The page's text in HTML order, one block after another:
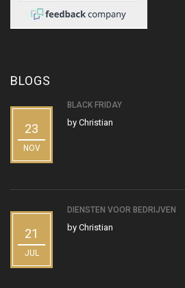
BLOGS
23
NOV
BLACK FRIDAY
by Christian
21
JUL
DIENSTEN VOOR BEDRIJVEN
by Christian